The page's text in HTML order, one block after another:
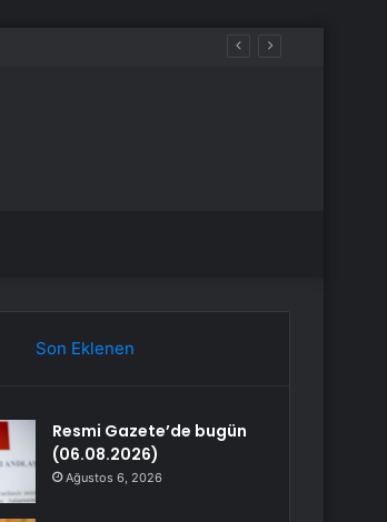
Son Eklenen
Resmi Gazete’de bugün
(06.08.2026)
Ağustos 6, 2026